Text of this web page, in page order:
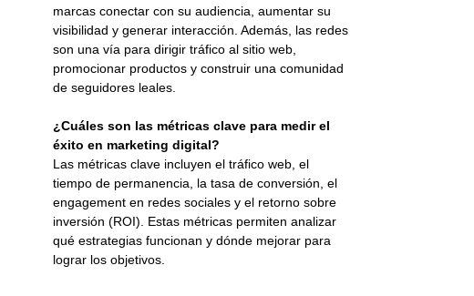
marcas conectar con su audiencia, aumentar su
visibilidad y generar interacción. Además, las redes
son una vía para dirigir tráfico al sitio web,
promocionar productos y construir una comunidad
de seguidores leales.
¿Cuáles son las métricas clave para medir el
éxito en marketing digital?
Las métricas clave incluyen el tráfico web, el
tiempo de permanencia, la tasa de conversión, el
engagement en redes sociales y el retorno sobre
inversión (ROI). Estas métricas permiten analizar
qué estrategias funcionan y dónde mejorar para
lograr los objetivos.